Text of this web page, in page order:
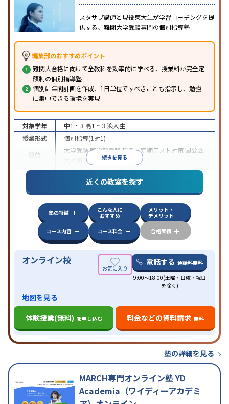
スタサプ講師と現役東大生が学習コーチングを提
供する、難関大学受験専門の個別指導塾
編集部のおすすめポイント
難関大合格に向けて全教科を効率的に学べる、授業料が完全定
額制の個別指導塾
個別に年間計画を作成、1日単位ですべきことも指示し、勉強
に集中できる環境を実現
続きを見る
対象学年 中1 ~ 3 高1 ~ 3 浪人生
授業形式
個別指導(1対1)
目的
大学受験医学部受験授業・定期テスト対策 国公立
英検(英語検定)対策
中高一貫校生に対応授業の振替可能オンライン対
自習室あり
近くの教室を探す
塾の特徴
こんな人に
おすすめ
メリット・
デメリット
コース内容
コース料金 合格実績
オンライン校 電話する 通話料無料
9:00～18:00(土曜・日曜・祝日
を除く)
地図を見る
体験授業(無料) を申し込む 料金などの資料請求 無料
塾の詳細を見る
MARCH専門オンライン塾 YD
Academia（ワイディーアカデミ